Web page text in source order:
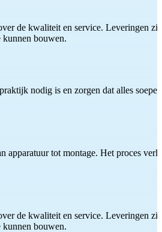
de kwaliteit en service. Leveringen
bouwen.
nodig is en zorgen dat alles
tot montage. Het proces
de kwaliteit en service. Leveringen
bouwen.